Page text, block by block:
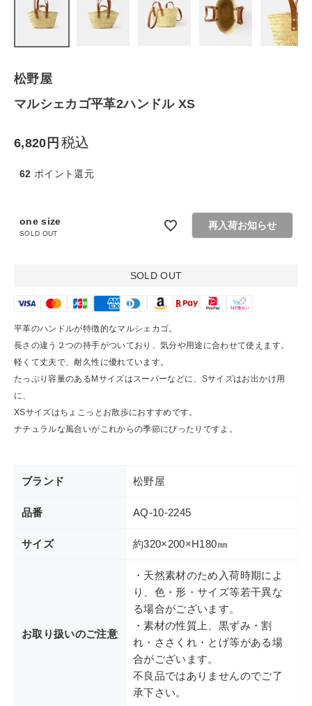
ナチュラル服
ファッション雑貨
生活雑貨
特集
ご利用ガイド
ショップリスト
松野屋
マルシェカゴ平革2ハンドル XS
6,820 税込
62 ポイント還元
one size
SOLD OUT
再入荷お知らせ
SOLD OUT
平革のハンドルが特徴的なマルシェカゴ。
長さの違う２つの持手がついており、気分や用途に合わせて使えます。
軽くて丈夫で、耐久性に優れています。
たっぷり容量のあるMサイズはスーパーなどに、Sサイズはお出かけ用
に、
XSサイズはちょこっとお散歩におすすめです。
ナチュラルな風合いがこれからの季節にぴったりですよ。
ブランド 松野屋
品番 AQ-10-2245
サイズ 約320×200×H180㎜
お取り扱いのご注意
・天然素材のため入荷時期によ
り、色・形・サイズ等若干異な
る場合がございます。
・素材の性質上、黒ずみ・割
れ・ささくれ・とげ等がある場
合がございます。
不良品ではありませんのでご了
承下さい。